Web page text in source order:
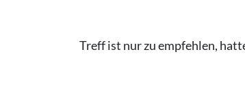
Treff ist nur zu empfehlen,